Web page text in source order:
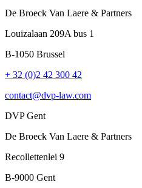
De Broeck Van Laere & Partners
Louizalaan 209A bus 1
B-1050 Brussel
+ 32 (0)2 42 300 42
contact@dvp-law.com
DVP Gent
De Broeck Van Laere & Partners
Recollettenlei 9
B-9000 Gent